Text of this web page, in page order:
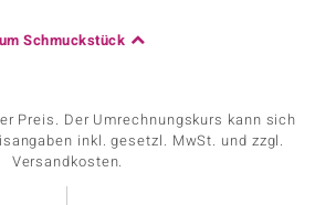
Schmuckstück
Preis. Der Umrechnungskurs kann sich
inkl. gesetzl. MwSt. und zzgl.
Versandkosten.